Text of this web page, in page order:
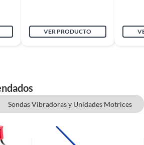
amarillo
3 meses
VER PRODUCTO
Sondas Vibradoras y Unidades Motrices